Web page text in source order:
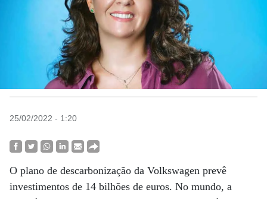
25/02/2022 - 1:20
O plano de descarbonização da Volkswagen prevê
investimentos de 14 bilhões de euros. No mundo, a